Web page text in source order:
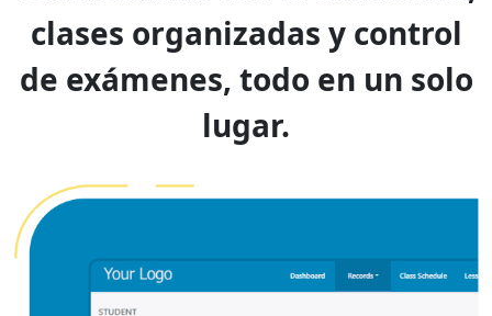
clases organizadas y control
de exámenes, todo en un solo
lugar.